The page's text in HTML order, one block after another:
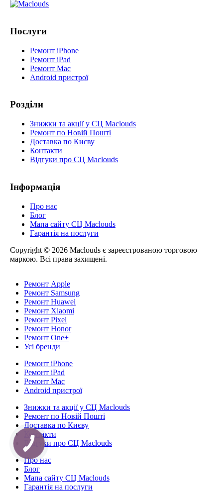
Послуги
Ремонт iPhone
Ремонт iPad
Ремонт Mac
Android пристрої
Розділи
Знижки та акції у СЦ Maclouds
Ремонт по Новій Пошті
Доставка по Києву
Контакти
Відгуки про СЦ Maclouds
Інформація
Про нас
Блог
Мапа сайту СЦ Maclouds
Гарантія на послуги
Copyright © 2026 Maclouds є зареєстрованою торговою
маркою. Всі права захищені.
Ремонт Apple
Ремонт Samsung
Ремонт Huawei
Ремонт Xiaomi
Ремонт Pixel
Ремонт Honor
Ремонт One+
Усі бренди
Ремонт iPhone
Ремонт iPad
Ремонт Mac
Android пристрої
Знижки та акції у СЦ Maclouds
Ремонт по Новій Пошті
Доставка по Києву
Контакти
Відгуки про СЦ Maclouds
Про нас
Блог
Мапа сайту СЦ Maclouds
Гарантія на послуги
КНОПКА
СВЯЗИ